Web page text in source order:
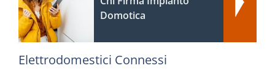
Domotica
Elettrodomestici Connessi